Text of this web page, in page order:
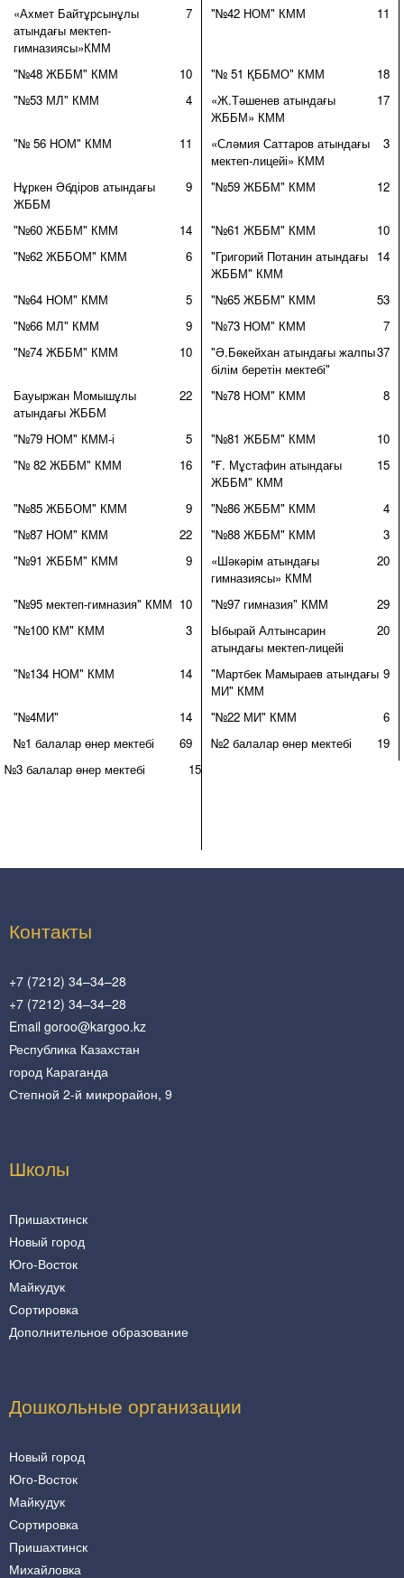
«Ахмет Байтұрсынұлы
атындағы мектеп-
гимназиясы»КММ
7 "№42 НОМ" КММ 11
"№48 ЖББМ" КММ 10 "№ 51 ҚББМО" КММ
18
"№53 МЛ" КММ
4
«Ж.Тәшенев атындағы
ЖББМ» КММ
17
"№ 56 НОМ" КММ 11
«Сләмия Саттаров атындағы
мектеп-лицейі» КММ
3
Нұркен Әбдіров атындағы
ЖББМ
9 "№59 ЖББМ" КММ 12
"№60 ЖББМ" КММ 14 "№61 ЖББМ" КММ
10
"№62 ЖББОМ" КММ
6
"Григорий Потанин атындағы
ЖББМ" КММ
14
"№64 НОМ" КММ 5 "№65 ЖББМ" КММ
53
"№66 МЛ" КММ
9 "№73 НОМ" КММ
7
"№74 ЖББМ" КММ
10
"Ә.Бөкейхан атындағы жалпы
білім беретін мектебі"
37
Бауыржан Момышұлы
атындағы ЖББМ
22 "№78 НОМ" КММ 8
"№79 НОМ" КММ-і 5 "№81 ЖББМ" КММ
10
"№ 82 ЖББМ" КММ
16
"Ғ. Мұстафин атындағы
ЖББМ" КММ
15
"№85 ЖББОМ" КММ 9 "№86 ЖББМ" КММ
4
"№87 НОМ" КММ
22 "№88 ЖББМ" КММ
3
"№91 ЖББМ" КММ
9
«Шәкәрім атындағы
гимназиясы» КММ
20
"№95 мектеп-гимназия" КММ 10 "№97 гимназия" КММ
29
"№100 КМ" КММ
3
Ыбырай Алтынсарин
атындағы мектеп-лицейі
20
"№134 НОМ" КММ 14
"Мартбек Мамыраев атындағы
МИ" КММ
9
"№4МИ" 14 "№22 МИ" КММ
6
№1 балалар өнер мектебі
69 №2 балалар өнер мектебі
19
№3 балалар өнер мектебі
15
Контакты
+7 (7212) 34–34–28
+7 (7212) 34–34–28
Email goroo@kargoo.kz
Республика Казахстан
город Караганда
Степной 2-й микрорайон, 9
Школы
Пришахтинск
Новый город
Юго-Восток
Майкудук
Сортировка
Дополнительное образование
Дошкольные организации
Новый город
Юго-Восток
Майкудук
Сортировка
Пришахтинск
Михайловка